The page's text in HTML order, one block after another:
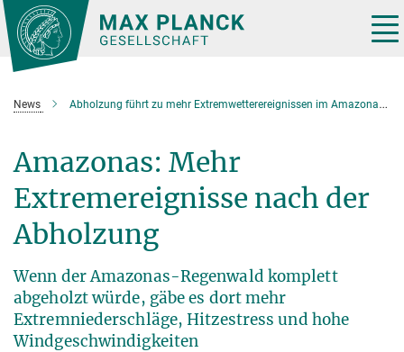
Hauptinhalt
News Abholzung führt zu mehr Extremwetterereignissen im Amazonasregenwald
Amazonas: Mehr
Extremereignisse nach der
Abholzung
Wenn der Amazonas-Regenwald komplett
abgeholzt würde, gäbe es dort mehr
Extremniederschläge, Hitzestress und hohe
Windgeschwindigkeiten